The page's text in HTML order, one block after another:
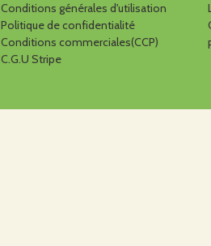
Conditions générales d'utilisation
Politique de confidentialité
Conditions commerciales(CCP)
C.G.U Stripe